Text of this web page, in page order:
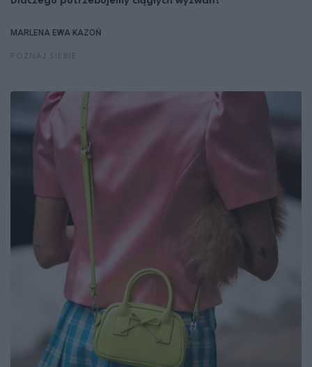
MARLENA EWA KAZOŃ